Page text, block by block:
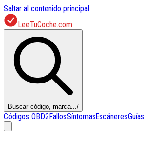
Saltar al contenido principal
LeeTuCoche.com
Buscar código, marca.../
Códigos OBD2FallosSíntomasEscáneresGuías